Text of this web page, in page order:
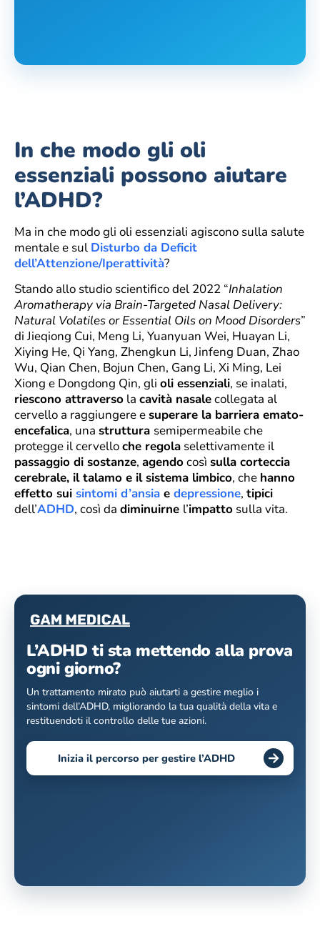
In che modo gli oli
essenziali possono aiutare
l’ADHD?
Ma in che modo gli oli essenziali agiscono sulla salute
mentale e sul Disturbo da Deficit
dell’Attenzione/Iperattività?
Stando allo studio scientifico del 2022 “Inhalation
Aromatherapy via Brain-Targeted Nasal Delivery:
Natural Volatiles or Essential Oils on Mood Disorders”
di Jieqiong Cui, Meng Li, Yuanyuan Wei, Huayan Li,
Xiying He, Qi Yang, Zhengkun Li, Jinfeng Duan, Zhao
Wu, Qian Chen, Bojun Chen, Gang Li, Xi Ming, Lei
Xiong e Dongdong Qin, gli oli essenziali, se inalati,
riescono attraverso la cavità nasalecollegata al
cervello a raggiungere esuperare la barriera emato-
encefalica, una struttura semipermeabile che
protegge il cervelloche regola selettivamente il
passaggio di sostanze, agendocosì sulla corteccia
cerebrale, il talamo e il sistema limbico, che hanno
effetto sui sintomi d’ansia e depressione, tipici
dell’ADHD, così da diminuirne l’impatto sulla vita.
L’ADHD ti sta mettendo alla prova
ogni giorno?
Un trattamento mirato può aiutarti a gestire meglio i
sintomi dell’ADHD, migliorando la tua qualità della vita e
restituendoti il controllo delle tue azioni.
Inizia il percorso per gestire l’ADHD